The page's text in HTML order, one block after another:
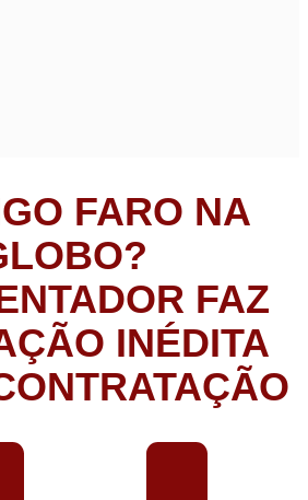
FARO NA
FAZ
INÉDITA